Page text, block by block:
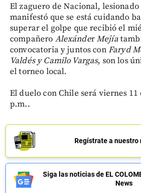
El zaguero de Nacional,
manifestó que se está cuidando
superar el golpe que recibió el
compañero AlexánderMejía
convocatoria y juntos conFaryd
Valdés y Camilo Vargas, son los
el torneo local.
El duelo con Chile será viernes
p.m..
Regístrate a nuestro
Siga las noticias de EL
News